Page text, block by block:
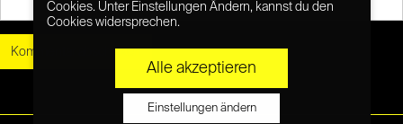
Cookies. Unter Einstellungen Ändern, kannst du den
Cookies widersprechen.
Alle akzeptieren
Einstellungen ändern